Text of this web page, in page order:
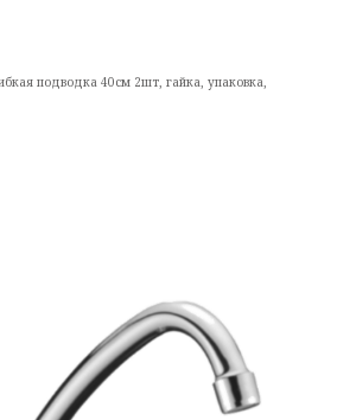
подводка 40см 2шт, гайка, упаковка,